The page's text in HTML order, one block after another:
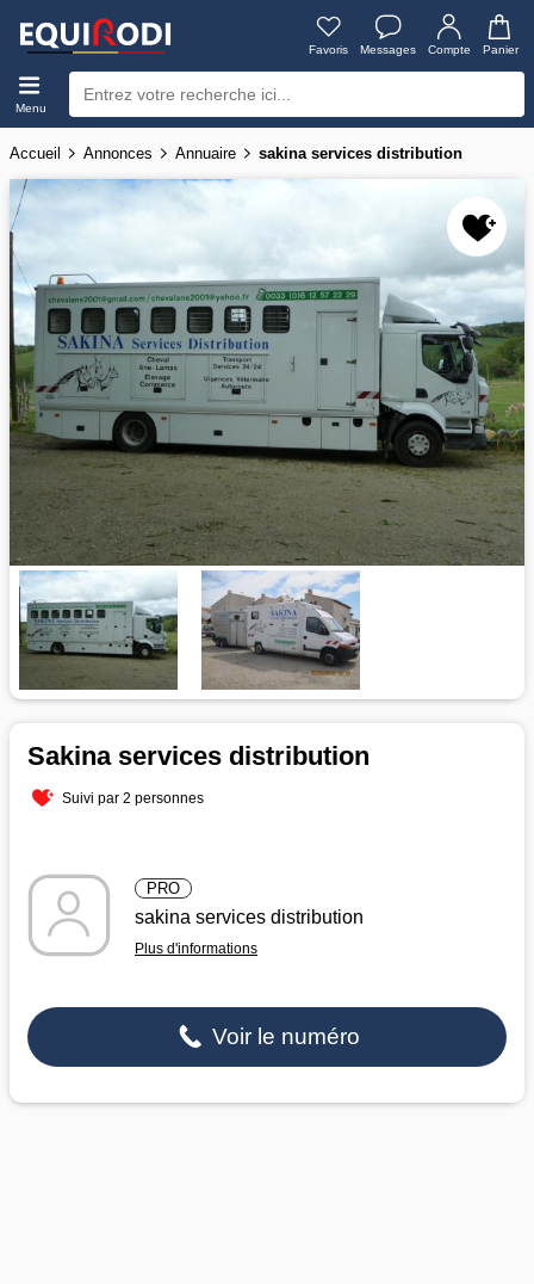
Favoris Messages Compte Panier
Menu
Accueil Annonces Annuaire sakina services distribution
Sakina services distribution
Suivi par 2 personnes
PRO
sakina services distribution
Plus d'informations
Voir le numéro